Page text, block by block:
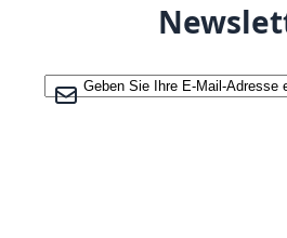
Melden Sie sich für unseren